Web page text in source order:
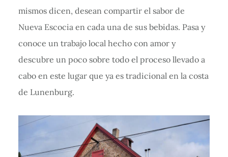
mismos dicen, desean compartir el sabor de
Nueva Escocia en cada una de sus bebidas. Pasa y
conoce un trabajo local hecho con amor y
descubre un poco sobre todo el proceso llevado a
cabo en este lugar que ya es tradicional en la costa
de Lunenburg.